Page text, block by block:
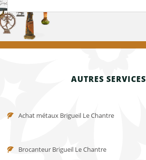
AUTRES SERVICES
Achat métaux Brigueil Le Chantre
Brocanteur Brigueil Le Chantre